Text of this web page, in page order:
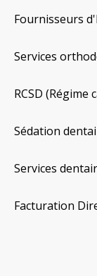
Fournisseurs
Services
RCSD
Sédation
Services
Facturation